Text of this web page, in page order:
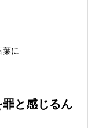
葉に
罪と感じるん